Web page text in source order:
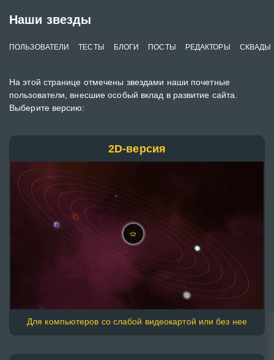
Наши звезды
ПОЛЬЗОВАТЕЛИ ТЕСТЫ БЛОГИ ПОСТЫ РЕДАКТОРЫ СКВАДЫ
На этой странице отмечены звездами наши почетные
пользователи, внесшие особый вклад в развитие сайта.
Выберите версию:
2D-версия
Для компьютеров со слабой видеокартой или без нее